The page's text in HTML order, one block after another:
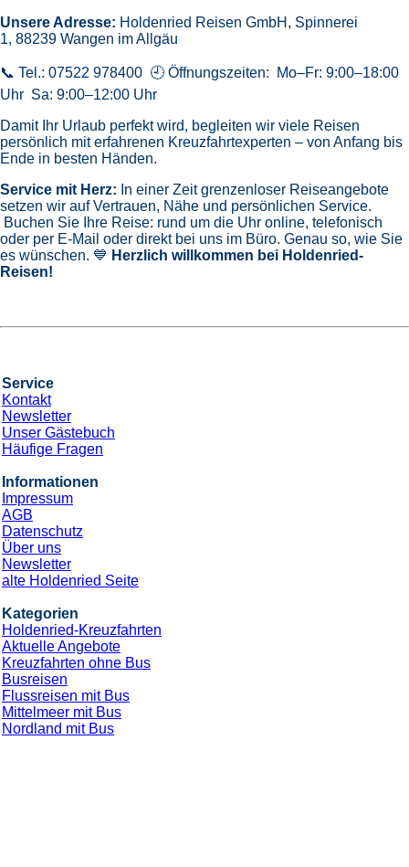
Unsere Adresse: Holdenried Reisen GmbH, Spinnerei
1, 88239 Wangen im Allgäu
📞 Tel.: 07522 978400 🕘 Öffnungszeiten: Mo–Fr: 9:00–18:00
Uhr Sa: 9:00–12:00 Uhr
Damit Ihr Urlaub perfekt wird, begleiten wir viele Reisen
persönlich mit erfahrenen Kreuzfahrtexperten – von Anfang bis
Ende in besten Händen.
Service mit Herz: In einer Zeit grenzenloser Reiseangebote
setzen wir auf Vertrauen, Nähe und persönlichen Service.
Buchen Sie Ihre Reise: rund um die Uhr online, telefonisch
oder per E-Mail oder direkt bei uns im Büro. Genau so, wie Sie
es wünschen. 💙 Herzlich willkommen bei Holdenried-
Reisen!
Service
Kontakt
Newsletter
Unser Gästebuch
Häufige Fragen
Informationen
Impressum
AGB
Datenschutz
Über uns
Newsletter
alte Holdenried Seite
Kategorien
Holdenried-Kreuzfahrten
Aktuelle Angebote
Kreuzfahrten ohne Bus
Busreisen
Flussreisen mit Bus
Mittelmeer mit Bus
Nordland mit Bus